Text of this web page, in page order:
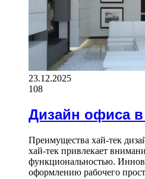
23.12.2025
108
Дизайн офиса в
Преимущества хай-тек
хай-тек привлекает
функциональностью.
оформлению рабочего